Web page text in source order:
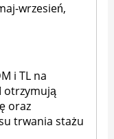
wrzesień,
i TL na
otrzymują
oraz
trwania stażu